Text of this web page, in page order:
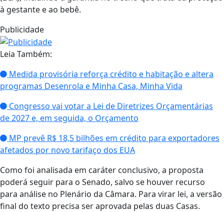
à gestante e ao bebê.
Publicidade
Leia Também:
Medida provisória reforça crédito e habitação e altera
programas Desenrola e Minha Casa, Minha Vida
Congresso vai votar a Lei de Diretrizes Orçamentárias
de 2027 e, em seguida, o Orçamento
MP prevê R$ 18,5 bilhões em crédito para exportadores
afetados por novo tarifaço dos EUA
Como foi analisada em caráter conclusivo, a proposta
poderá seguir para o Senado, salvo se houver recurso
para análise no Plenário da Câmara. Para virar lei, a versão
final do texto precisa ser aprovada pelas duas Casas.